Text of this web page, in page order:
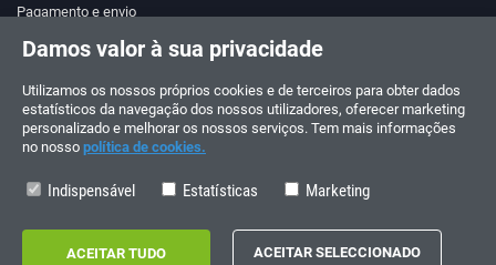
Pagamento e envio
Aviso legal
Política de privacidade
+34 910 600 459
HORÁRIO DE VERÃO
Damos valor à sua privacidade
Utilizamos os nossos próprios cookies e de terceiros para obter dados
estatísticos da navegação dos nossos utilizadores, oferecer marketing
personalizado e melhorar os nossos serviços. Tem mais informações
no nosso política de cookies.
Indispensável Estatísticas Marketing